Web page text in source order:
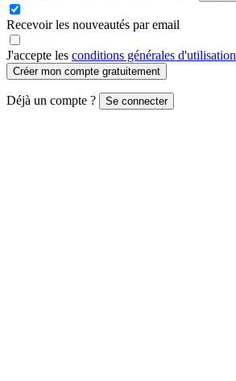
Recevoir les nouveautés par email
J'accepte les conditions générales d'utilisation
Créer mon compte gratuitement
Déjà un compte ? Se connecter